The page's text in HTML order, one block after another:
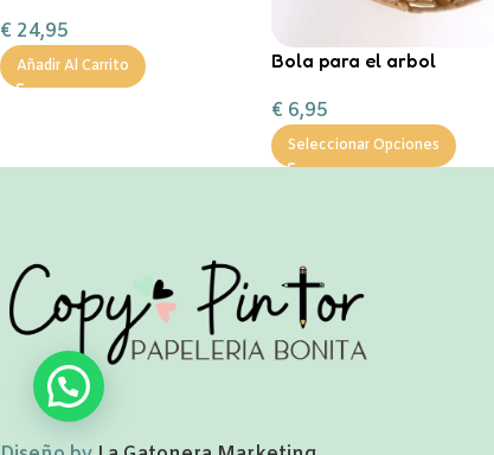
€ 24,95
Añadir Al Carrito
Bola para el arbol
chuches
€ 6,95
Seleccionar Opciones